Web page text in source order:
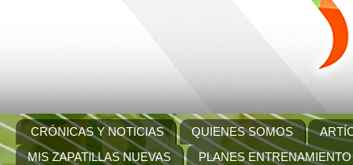
CRÓNICAS Y NOTICIAS QUIENES SOMOS
MIS ZAPATILLAS NUEVAS
PLANES ENTRENAMIENTO